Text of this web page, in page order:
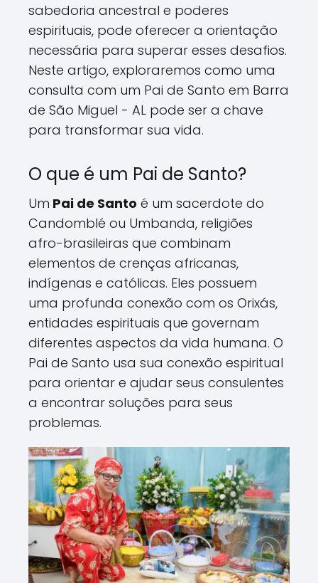
sabedoria ancestral e poderes
espirituais, pode oferecer a orientação
necessária para superar esses desafios.
Neste artigo, exploraremos como uma
consulta com um Pai de Santo em Barra
de São Miguel - AL pode ser a chave
para transformar sua vida.
O que é um Pai de Santo?
Um Pai de Santo é um sacerdote do
Candomblé ou Umbanda, religiões
afro-brasileiras que combinam
elementos de crenças africanas,
indígenas e católicas. Eles possuem
uma profunda conexão com os Orixás,
entidades espirituais que governam
diferentes aspectos da vida humana. O
Pai de Santo usa sua conexão espiritual
para orientar e ajudar seus consulentes
a encontrar soluções para seus
problemas.